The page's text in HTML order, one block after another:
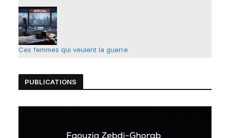
Ces femmes qui veulent la guerre
PUBLICATIONS